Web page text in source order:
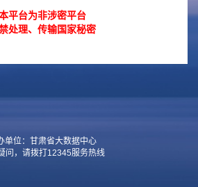
平台为非涉密平台
处理、传输国家秘密
单位：甘肃省大数据中心
问，请拨打12345服务热线